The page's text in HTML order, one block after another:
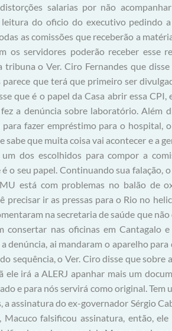
salarias por não
do oficio do executivo pedindo
as comissões que receberão a
os servidores poderão receber esse
tribuna o Ver. Ciro Fernandes que
que terá que primeiro ser
que é o papel da Casa abrir essa
a denúncia sobre laboratório. Além
fazer empréstimo para o hospital,
sabe que muita coisa vai acontecer e a
dos escolhidos para compor a
o seu papel. Continuando sua falação,
está com problemas no balão de
precisar ir as pressas para o Rio no
na secretaria de saúde que
consertar nas oficinas em Cantagalo
denúncia, ai mandaram o aparelho
sequência, o Ver. Ciro disse que sobre
ele irá a ALERJ apanhar mais um
e para nós servirá como original.
a assinatura do ex-governador Sérgio
Macuco falsificou assinatura, então,